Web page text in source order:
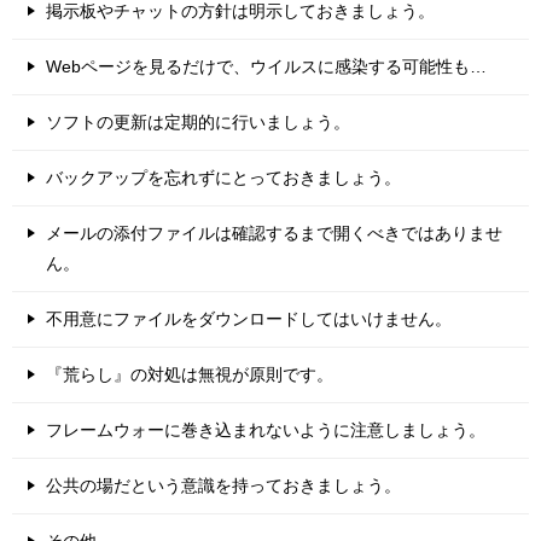
掲示板やチャットの方針は明示しておきましょう。
Webページを見るだけで、ウイルスに感染する可能性も…
ソフトの更新は定期的に行いましょう。
バックアップを忘れずにとっておきましょう。
メールの添付ファイルは確認するまで開くべきではありませ
ん。
不用意にファイルをダウンロードしてはいけません。
『荒らし』の対処は無視が原則です。
フレームウォーに巻き込まれないように注意しましょう。
公共の場だという意識を持っておきましょう。